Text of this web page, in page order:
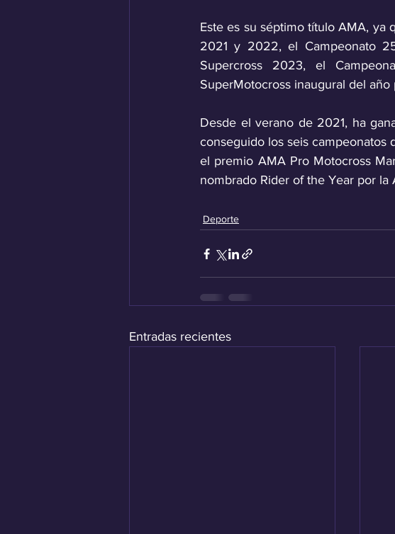
Este es su séptimo título AMA,
2021 y 2022, el Campeonato
Supercross 2023, el
SuperMotocross inaugural del año
Desde el verano de 2021, ha
conseguido los seis campeonatos
el premio AMA Pro Motocross
nombrado Rider of the Year por la
Deporte
Entradas recientes